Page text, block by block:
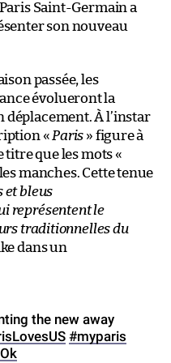
Paris Saint-Germain a
son nouveau
passée, les
évolueront la
déplacement. À l’instar
«Paris » figure à
titre que les mots «
manches. Cette tenue
et bleus
représentent le
traditionnelles du
dans un
the new away
#myparis